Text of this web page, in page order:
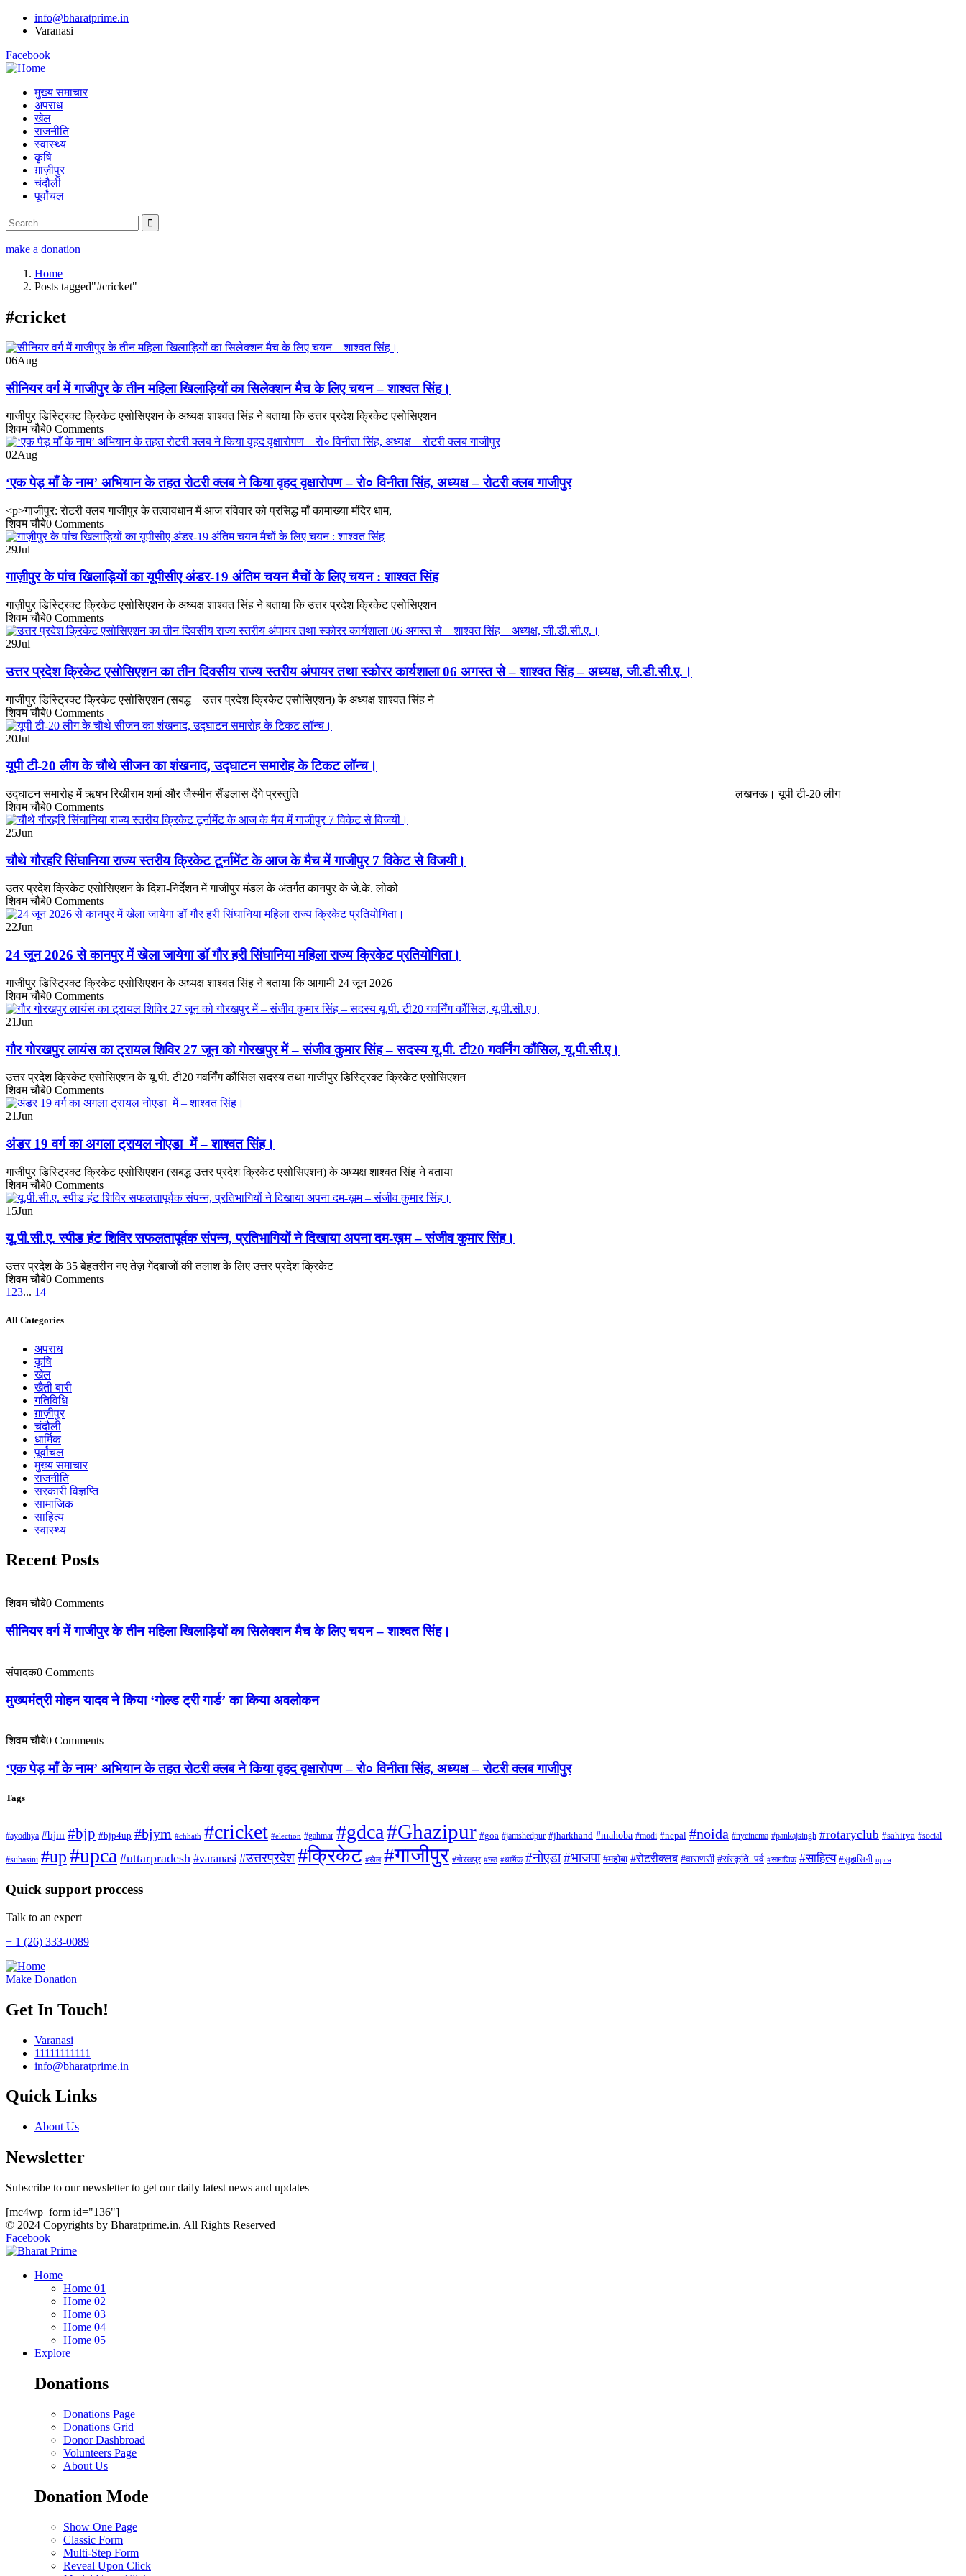
info@bharatprime.in
Varanasi
Facebook
मुख्य समाचार
अपराध
खेल
राजनीति
स्वास्थ्य
कृषि
ग़ाज़ीपुर
चंदौली
पूर्वांचल
make a donation
Home
Posts tagged"#cricket"
#cricket
06Aug
सीनियर वर्ग में गाजीपुर के तीन महिला खिलाड़ियों का सिलेक्शन मैच के लिए चयन – शाश्वत सिंह।
गाजीपुर डिस्ट्रिक्ट क्रिकेट एसोसिएशन के अध्यक्ष शाश्वत सिंह ने बताया कि उत्तर प्रदेश क्रिकेट एसोसिएशन
शिवम चौबे0 Comments
02Aug
‘एक पेड़ माँ के नाम’ अभियान के तहत रोटरी क्लब ने किया वृहद वृक्षारोपण – रो० विनीता सिंह, अध्यक्ष – रोटरी क्लब गाजीपुर
<p>गाजीपुर: रोटरी क्लब गाजीपुर के तत्वावधान में आज रविवार को प्रसिद्ध माँ कामाख्या मंदिर धाम,
शिवम चौबे0 Comments
29Jul
गाज़ीपुर के पांच खिलाड़ियों का यूपीसीए अंडर-19 अंतिम चयन मैचों के लिए चयन : शाश्वत सिंह
गाज़ीपुर डिस्ट्रिक्ट क्रिकेट एसोसिएशन के अध्यक्ष शाश्वत सिंह ने बताया कि उत्तर प्रदेश क्रिकेट एसोसिएशन
शिवम चौबे0 Comments
29Jul
उत्तर प्रदेश क्रिकेट एसोसिएशन का तीन दिवसीय राज्य स्तरीय अंपायर तथा स्कोरर कार्यशाला 06 अगस्त से – शाश्वत सिंह – अध्यक्ष, जी.डी.सी.ए.।
गाजीपुर डिस्ट्रिक्ट क्रिकेट एसोसिएशन (सबद्ध – उत्तर प्रदेश क्रिकेट एसोसिएशन) के अध्यक्ष शाश्वत सिंह ने
शिवम चौबे0 Comments
20Jul
यूपी टी-20 लीग के चौथे सीजन का शंखनाद, उद्घाटन समारोह के टिकट लॉन्च।
उद्घाटन समारोह में ऋषभ रिखीराम शर्मा और जैस्मीन सैंडलास देंगे प्रस्तुति लखनऊ। यूपी टी-20 लीग
शिवम चौबे0 Comments
25Jun
चौथे गौरहरि सिंघानिया राज्य स्तरीय क्रिकेट टूर्नामेंट के आज के मैच में गाजीपुर 7 विकेट से विजयी।
उतर प्रदेश क्रिकेट एसोसिएशन के दिशा-निर्देशन में गाजीपुर मंडल के अंतर्गत कानपुर के जे.के. लोको
शिवम चौबे0 Comments
22Jun
24 जून 2026 से कानपुर में खेला जायेगा डॉ गौर हरी सिंघानिया महिला राज्य क्रिकेट प्रतियोगिता।
गाजीपुर डिस्ट्रिक्ट क्रिकेट एसोसिएशन के अध्यक्ष शाश्वत सिंह ने बताया कि आगामी 24 जून 2026
शिवम चौबे0 Comments
21Jun
गौर गोरखपुर लायंस का ट्रायल शिविर 27 जून को गोरखपुर में – संजीव कुमार सिंह – सदस्य यू.पी. टी20 गवर्निंग कौंसिल, यू.पी.सी.ए।
उत्तर प्रदेश क्रिकेट एसोसिएशन के यू.पी. टी20 गवर्निंग कौंसिल सदस्य तथा गाजीपुर डिस्ट्रिक्ट क्रिकेट एसोसिएशन
शिवम चौबे0 Comments
21Jun
अंडर 19 वर्ग का अगला ट्रायल नोएडा में – शाश्वत सिंह।
गाजीपुर डिस्ट्रिक्ट क्रिकेट एसोसिएशन (सबद्ध उत्तर प्रदेश क्रिकेट एसोसिएशन) के अध्यक्ष शाश्वत सिंह ने बताया
शिवम चौबे0 Comments
15Jun
यू.पी.सी.ए. स्पीड हंट शिविर सफलतापूर्वक संपन्न, प्रतिभागियों ने दिखाया अपना दम-ख़म – संजीव कुमार सिंह।
उत्तर प्रदेश के 35 बेहतरीन नए तेज़ गेंदबाजों की तलाश के लिए उत्तर प्रदेश क्रिकेट
शिवम चौबे0 Comments
1 23... 14
All Categories
अपराध
कृषि
खेल
खैती बारी
गतिविधि
ग़ाज़ीपुर
चंदौली
धार्मिक
पूर्वांचल
मुख्य समाचार
राजनीति
सरकारी विज्ञप्ति
सामाजिक
साहित्य
स्वास्थ्य
Recent Posts
शिवम चौबे0 Comments
सीनियर वर्ग में गाजीपुर के तीन महिला खिलाड़ियों का सिलेक्शन मैच के लिए चयन – शाश्वत सिंह।
संपादक0 Comments
मुख्यमंत्री मोहन यादव ने किया ‘गोल्ड ट्री गार्ड’ का किया अवलोकन
शिवम चौबे0 Comments
‘एक पेड़ माँ के नाम’ अभियान के तहत रोटरी क्लब ने किया वृहद वृक्षारोपण – रो० विनीता सिंह, अध्यक्ष – रोटरी क्लब गाजीपुर
Tags
#ayodhya #bjm #bjp #bjp4up #bjym #chhath #cricket #election #gahmar #gdca#Ghazipur #goa #jamshedpur #jharkhand #mahoba #modi #nepal #noida #nycinema #pankajsingh #rotaryclub #sahitya #social
#suhasini #up#upca #uttarpradesh #varanasi #उत्तरप्रदेश #क्रिकेट #खेल #गाजीपुर #गोरखपुर #छठ #धार्मिक #नोएडा#भाजपा #महोबा #रोटरीक्लब #वाराणसी #संस्कृति_पर्व #सामाजिक #साहित्य #सुहासिनी upca
Quick support proccess
Talk to an expert
+ 1 (26) 333-0089
Make Donation
Get In Touch!
Varanasi
11111111111
info@bharatprime.in
Quick Links
About Us
Newsletter
Subscribe to our newsletter to get our daily latest news and updates
[mc4wp_form id="136"]
© 2024 Copyrights by Bharatprime.in. All Rights Reserved
Facebook
Home
Home 01
Home 02
Home 03
Home 04
Home 05
Explore
Donations
Donations Page
Donations Grid
Donor Dashbroad
Volunteers Page
About Us
Donation Mode
Show One Page
Classic Form
Multi-Step Form
Reveal Upon Click